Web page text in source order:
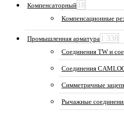
Компенсаторный 18
Компенсационные
Промышленная арматура 1 338
Соединения TW и
Соединения
Симметричные
Рычажные